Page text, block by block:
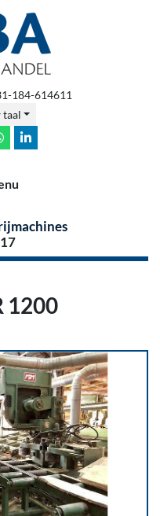
184-614611
taal
linkedin
1200